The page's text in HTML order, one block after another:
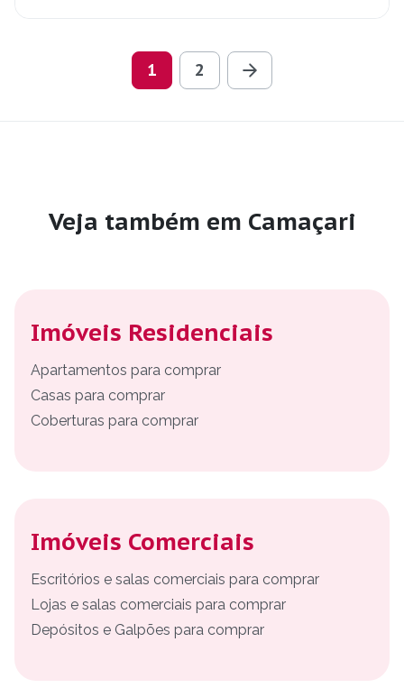
1 2
Veja também em Camaçari
Imóveis Residenciais
Apartamentos para comprar
Casas para comprar
Coberturas para comprar
Imóveis Comerciais
Escritórios e salas comerciais para comprar
Lojas e salas comerciais para comprar
Depósitos e Galpões para comprar